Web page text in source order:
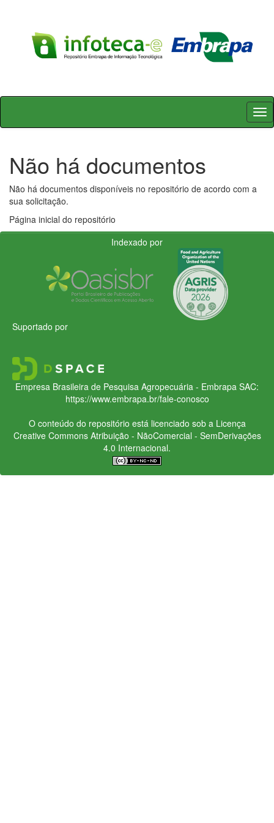
Skip
Não há documentos
Não há documentos disponíveis no repositório de acordo com a
sua solicitação.
Página inicial do repositório
Indexado por
Suportado por
Empresa Brasileira de Pesquisa Agropecuária - Embrapa SAC:
https://www.embrapa.br/fale-conosco
O conteúdo do repositório está licenciado sob a Licença
Creative CommonsAtribuição - NãoComercial - SemDerivações
4.0 Internacional.